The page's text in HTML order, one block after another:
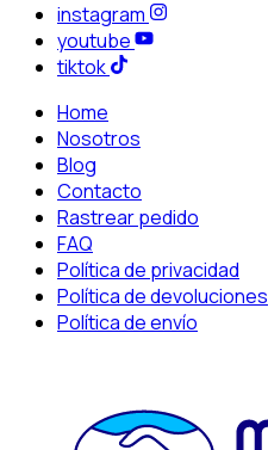
instagram
youtube
tiktok
Home
Nosotros
Blog
Contacto
Rastrear pedido
FAQ
Política de privacidad
Política de devoluciones
Política de envío